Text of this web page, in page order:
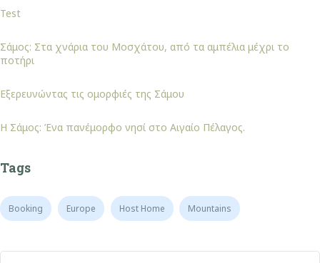
Test
Σάμος: Στα χνάρια του Μοσχάτου, από τα αμπέλια μέχρι το
ποτήρι
Εξερευνώντας τις ομορφιές της Σάμου
Η Σάμος: Ένα πανέμορφο νησί στο Αιγαίο Πέλαγος.
Tags
Booking Europe Host Home Mountains